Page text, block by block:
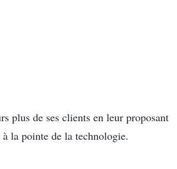
plus de ses clients en leur proposant
la pointe de la technologie.